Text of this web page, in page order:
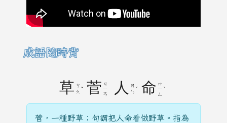
成語隨時背
草 ㄘ
ㄠ ˇ 菅 ㄐ
ㄧ
ㄢ
人
ㄖ
ㄣ ˊ 命 ㄇ
ㄧ
ㄥ
ˋ
菅，一種野草；句謂把人命看做野草。指為